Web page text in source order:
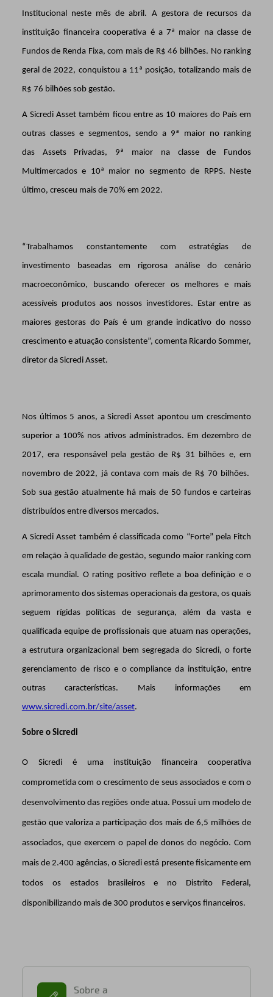
Institucional neste mês de abril. A gestora de recursos da
instituição financeira cooperativa é a 7ª maior na classe de
Fundos de Renda Fixa, com mais de R$ 46 bilhões. No ranking
geral de 2022, conquistou a 11ª posição, totalizando mais de
R$ 76 bilhões sob gestão.
A Sicredi Asset também ficou entre as 10 maiores do País em
outras classes e segmentos, sendo a 9ª maior no ranking
das Assets Privadas, 9ª maior na classe de Fundos
Multimercados e 10ª maior no segmento de RPPS. Neste
último, cresceu mais de 70% em 2022.
“Trabalhamos constantemente com estratégias de
investimento baseadas em rigorosa análise do cenário
macroeconômico, buscando oferecer os melhores e mais
acessíveis produtos aos nossos investidores. Estar entre as
maiores gestoras do País é um grande indicativo do nosso
crescimento e atuação consistente”, comenta Ricardo Sommer,
diretor da Sicredi Asset.
Nos últimos 5 anos, a Sicredi Asset apontou um crescimento
superior a 100% nos ativos administrados. Em dezembro de
2017, era responsável pela gestão de R$ 31 bilhões e, em
novembro de 2022, já contava com mais de R$ 70 bilhões.
Sob sua gestão atualmente há mais de 50 fundos e carteiras
distribuídos entre diversos mercados.
A SicrediAsset também é classificada como “Forte” pela Fitch
em relação à qualidade de gestão, segundo maior ranking com
escala mundial. O rating positivo reflete a boa definição e o
aprimoramento dos sistemas operacionais da gestora, os quais
seguem rígidas políticas de segurança, além da vasta e
qualificada equipe de profissionais que atuam nas operações,
a estrutura organizacional bem segregada do Sicredi, o forte
gerenciamento de risco e o compliance da instituição, entre
outras características. Mais informações em
www.sicredi.com.br/site/asset.
Sobre o Sicredi
O Sicredi é uma instituição financeira cooperativa
comprometida com o crescimento de seus associados e com o
desenvolvimento das regiões onde atua. Possui um modelo de
gestão que valoriza a participação dos mais de 6,5 milhões de
associados, que exercem o papel de donos do negócio. Com
mais de 2.400 agências, o Sicredi está presente fisicamente em
todos os estados brasileiros e no Distrito Federal,
disponibilizando mais de 300 produtos e serviços financeiros.
Sobre a